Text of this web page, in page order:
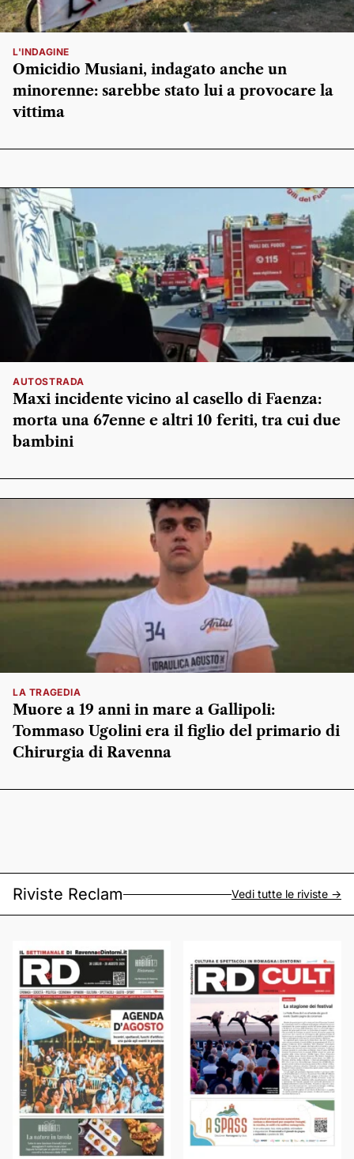
L'INDAGINE
Omicidio Musiani, indagato anche un
minorenne: sarebbe stato lui a provocare la
vittima
AUTOSTRADA
Maxi incidente vicino al casello di Faenza:
morta una 67enne e altri 10 feriti, tra cui due
bambini
LA TRAGEDIA
Muore a 19 anni in mare a Gallipoli:
Tommaso Ugolini era il figlio del primario di
Chirurgia di Ravenna
Riviste Reclam Vedi tutte le riviste ->